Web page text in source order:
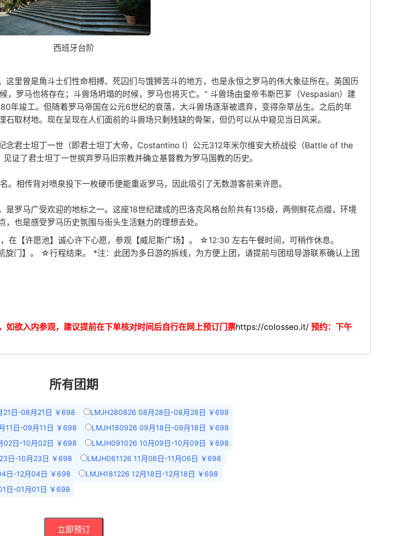
西班牙台阶
里曾是角斗士们性命相搏、死囚们与饿狮苦斗的地方，也是永恒之罗马的伟大象征所在。英国历
，罗马也将存在；斗兽场坍塌的时候，罗马也将灭亡。” 斗兽场由皇帝韦斯巴芗（Vespasian）建
年竣工。但随着罗马帝国在公元6世纪的衰落，大斗兽场逐渐被遗弃，变得杂草丛生。之后的年
取材地。现在呈现在人们面前的斗兽场只剩残缺的骨架，但仍可以从中窥见当日风采。
念君士坦丁一世（即君士坦丁大帝，Costantino I）公元312年米尔维安大桥战役（Battle of the
证了君士坦丁一世摈弃罗马旧宗教并确立基督教为罗马国教的历史。
相传背对喷泉投下一枚硬币便能重返罗马，因此吸引了无数游客前来许愿。
罗马广受欢迎的地标之一。这座18世纪建成的巴洛克风格台阶共有135级，两侧鲜花点缀，环境
也是感受罗马历史氛围与街头生活魅力的理想去处。
【许愿池】诚心许下心愿，参观【威尼斯广场】。 ☆12:30 左右午餐时间，可稍作休息。
门】。 ☆行程结束。 *注：此团为多日游的拆线，为方便上团，请提前与团组导游联系确认上团
如欲入内参观，建议提前在下单核对时间后自行在网上预订门票https://colosseo.it/ 预约：下午
所有团期
日-08月21日 ￥698
LMJH280826 08月28日-08月28日 ￥698
11日-09月11日 ￥698
LMJH180926 09月18日-09月18日 ￥698
02日-10月02日 ￥698
LMJH091026 10月09日-10月09日 ￥698
日-10月23日 ￥698
LMJH061126 11月06日-11月06日 ￥698
日-12月04日 ￥698
LMJH181226 12月18日-12月18日 ￥698
日-01月01日 ￥698
立即预订